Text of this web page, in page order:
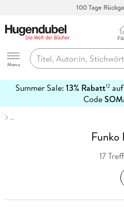
100 Tage
Hugendubel
Menu
Summer Sale: 13% Rabatt12auf
Code
erfahren
…
Funko
17